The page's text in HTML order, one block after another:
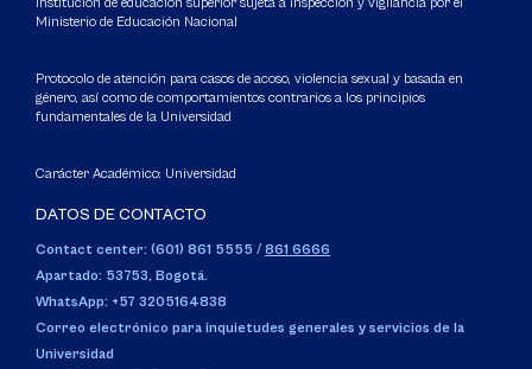
Ministerio de Educación Nacional
Protocolo de atención para casos de acoso, violencia sexual y basada en
género, así como de comportamientos contrarios a los principios
fundamentales de la Universidad
Carácter Académico: Universidad
DATOS DE CONTACTO
Contact center: (601) 861 5555 / 861 6666
Apartado: 53753, Bogotá.
WhatsApp: +57 3205164838
Correo electrónico para inquietudes generales y servicios de la
Universidad